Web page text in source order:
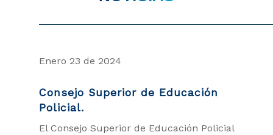
Enero 23 de 2024
Consejo Superior de Educación
Policial.
El Consejo Superior de Educación Policial